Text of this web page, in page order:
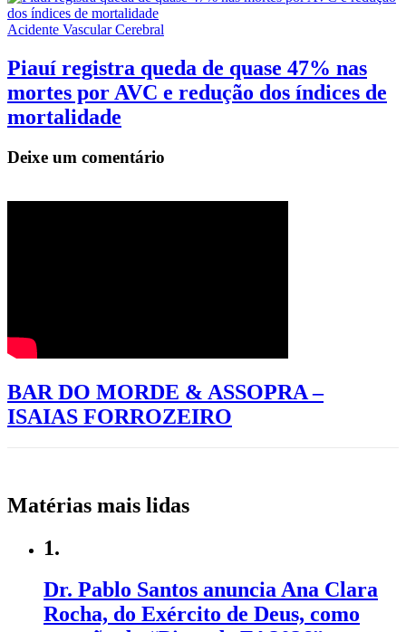
Acidente Vascular Cerebral
Piauí registra queda de quase 47% nas
mortes por AVC e redução dos índices de
mortalidade
Deixe um comentário
BAR DO MORDE & ASSOPRA –
ISAIAS FORROZEIRO
Matérias mais lidas
1.
Dr. Pablo Santos anuncia Ana Clara
Rocha, do Exército de Deus, como